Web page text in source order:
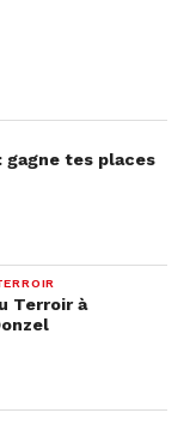
gagne tes places
Terroir à